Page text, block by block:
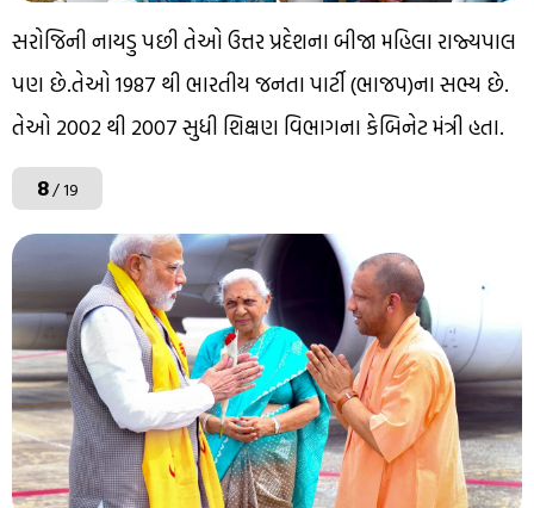
સરોજિની નાયડુ પછી તેઓ ઉત્તર પ્રદેશના બીજા મહિલા રાજ્યપાલ
પણ છે.તેઓ 1987 થી ભારતીય જનતા પાર્ટી (ભાજપ)ના સભ્ય છે.
તેઓ 2002 થી 2007 સુધી શિક્ષણ વિભાગના કેબિનેટ મંત્રી હતા.
8/ 19